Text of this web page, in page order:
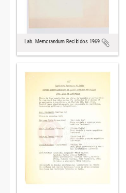
Lab. Memorandum Recibidos 1969